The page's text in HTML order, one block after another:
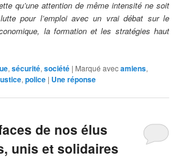
qu’une attention de même intensité ne soit
pour l’emploi avec un vrai débat sur le
la formation et les stratégies haut
,sécurité,société | Marqué avecamiens,
,police | Uneréponse
de nos élus
unis et solidaires